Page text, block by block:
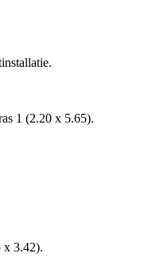
1 (2.20 x 5.65).
x 3.42).